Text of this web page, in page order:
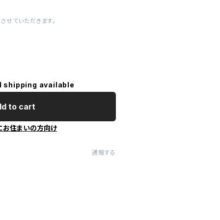
せていただきます。
shipping available
to cart
お住まいの方向け
通報する